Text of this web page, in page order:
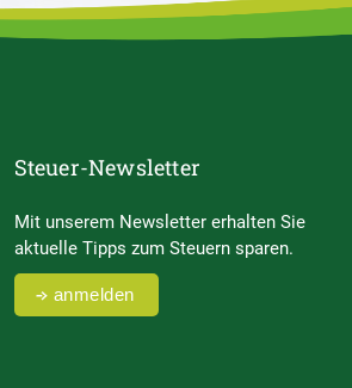
Steuer-Newsletter
Mit unserem Newsletter erhalten Sie
aktuelle Tipps zum Steuern sparen.
anmelden